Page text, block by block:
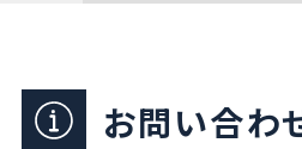
お問い合わ